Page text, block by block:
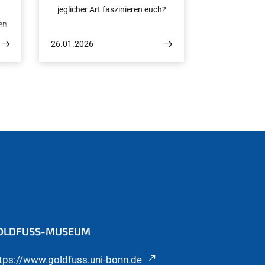
jeglicher Art faszinieren euch?
auf eine Reise durch die Zeit.
26.01.2026
MUSEUM
www.goldfuss.uni-bonn.de